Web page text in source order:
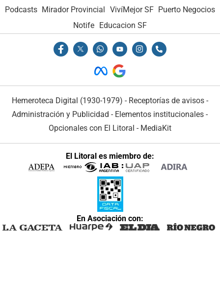
Podcasts Mirador Provincial VivíMejor SF Puerto Negocios
Notife Educacion SF
Hemeroteca Digital (1930-1979) - Receptorías de avisos -
Administración y Publicidad - Elementos institucionales -
Opcionales con El Litoral - MediaKit
El Litoral es miembro de:
En Asociación con: